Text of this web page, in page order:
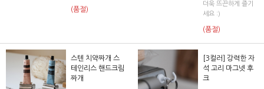
(품절)
더욱 뜨끈하게 즐기
세요 :)
(품절)
스텐 치약짜개 스
테인리스 핸드크림
짜개
[3컬러] 강력한 자
석 고리 마그넷 후
크